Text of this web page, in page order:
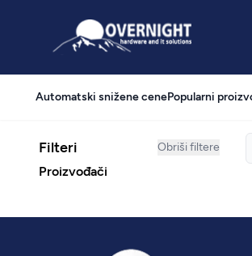
Overnight
Automatski snižene cenePopularni
Filteri Obriši filtere
Proizvođači